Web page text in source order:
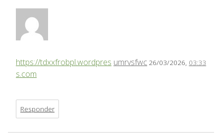
umrvsfwc 26/03/2026, 03:33
https://tdxxfrobpl.wordpres
s.com
Responder